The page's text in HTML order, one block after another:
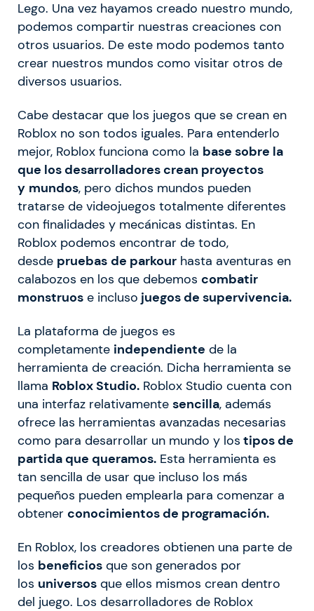
Lego. Una vez hayamos creado nuestro mundo,
podemos compartir nuestras creaciones con
otros usuarios. De este modo podemos tanto
crear nuestros mundos como visitar otros de
diversos usuarios.
Cabe destacar que los juegos que se crean en
Roblox no son todos iguales. Para entenderlo
mejor, Roblox funciona como la base sobre la
que los desarrolladores crean proyectos
y mundos, pero dichos mundos pueden
tratarse de videojuegos totalmente diferentes
con finalidades y mecánicas distintas. En
Roblox podemos encontrar de todo,
desde pruebas de parkour hasta aventuras en
calabozos en los que debemos combatir
monstruos e incluso juegos de supervivencia.
La plataforma de juegos es
completamente independiente de la
herramienta de creación. Dicha herramienta se
llama Roblox Studio. Roblox Studio cuenta con
una interfaz relativamente sencilla, además
ofrece las herramientas avanzadas necesarias
como para desarrollar un mundo y los tipos de
partida que queramos. Esta herramienta es
tan sencilla de usar que incluso los más
pequeños pueden emplearla para comenzar a
obtener conocimientos de programación.
En Roblox, los creadores obtienen una parte de
los beneficios que son generados por
los universos que ellos mismos crean dentro
del juego. Los desarrolladores de Roblox